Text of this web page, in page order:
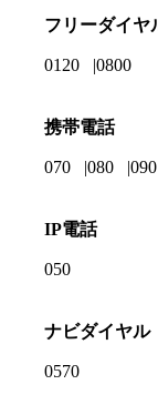
フリーダイヤ
0120 0800
携帯電話
070 080 090
IP電話
050
ナビダイヤル
0570